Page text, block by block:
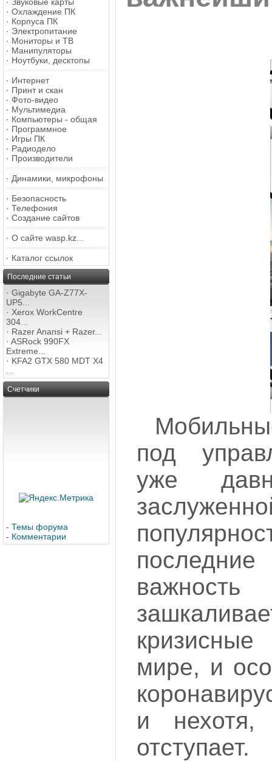
· Охлаждение ПК
· Корпуса ПК
· Электропитание
· Мониторы и ТВ
· Манипуляторы
· Ноутбуки, десктопы
· Интернет
· Принт и скан
· Фото-видео
· Мультимедиа
· Компьютеры - общая
· Программное
· Игры ПК
· Радиодело
· Производители
· Динамики, микрофоны
· Безопасность
· Телефония
· Создание сайтов
· О сайте wasp.kz...
· Каталог ссылок
Последние статьи
· Gigabyte GA-Z77X-
UP5...
· Xerox WorkCentre
304...
· Razer Anansi + Razer...
· ASRock 990FX
Extreme...
· KFA2 GTX 580 MDT X4
Счетчики
- Темы форума
- Комментарии
под
уже
мире, и
и нехотя,
отступает.